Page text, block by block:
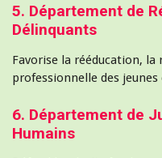
5. Département de
Délinquants
Favorise la rééducation,
professionnelle des
6. Département de
Humains